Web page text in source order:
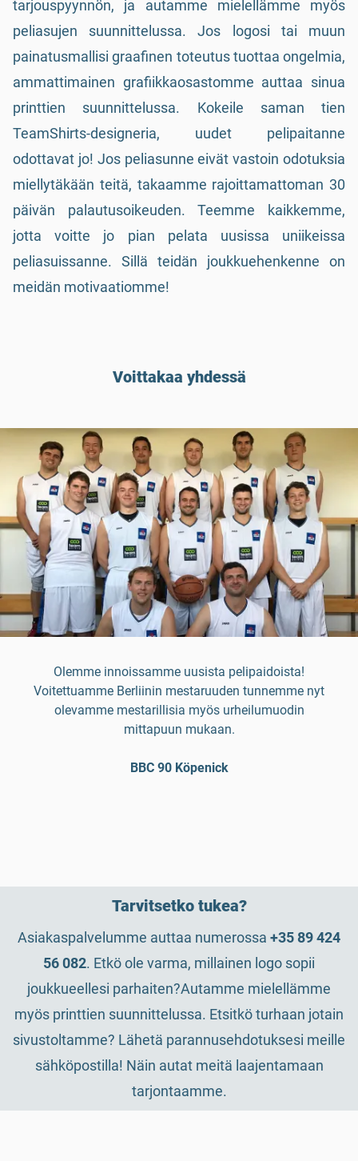
tarjouspyynnön, ja autamme mielellämme myös
peliasujen suunnittelussa. Jos logosi tai muun
painatusmallisi graafinen toteutus tuottaa ongelmia,
ammattimainen grafiikkaosastomme auttaa sinua
printtien suunnittelussa. Kokeile saman tien
TeamShirts-designeria, uudet pelipaitanne
odottavat jo! Jos peliasunne eivät vastoin odotuksia
miellytäkään teitä, takaamme rajoittamattoman 30
päivän palautusoikeuden. Teemme kaikkemme,
jotta voitte jo pian pelata uusissa uniikeissa
peliasuissanne. Sillä teidän joukkuehenkenne on
meidän motivaatiomme!
Voittakaa yhdessä
Olemme innoissamme uusista pelipaidoista!
Voitettuamme Berliinin mestaruuden tunnemme nyt
olevamme mestarillisia myös urheilumuodin
mittapuun mukaan.
BBC 90 Köpenick
Tarvitsetko tukea?
Asiakaspalvelumme auttaa numerossa +35 89 424
56 082. Etkö ole varma, millainen logo sopii
joukkueellesi parhaiten?Autamme mielellämme
myös printtien suunnittelussa. Etsitkö turhaan jotain
sivustoltamme? Lähetä parannusehdotuksesi meille
sähköpostilla! Näin autat meitä laajentamaan
tarjontaamme.